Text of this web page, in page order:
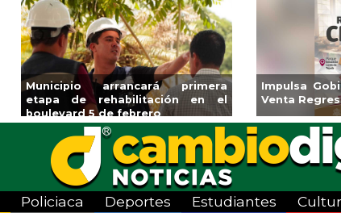
Municipio arrancará primera
etapa de rehabilitación en el
boulevard 5 de febrero
Impulsa
Venta
Policiaca Deportes Estudiantes